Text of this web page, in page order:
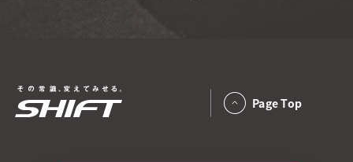
Page Top